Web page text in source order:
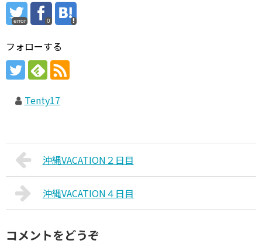
error 0
フォローする
Tenty17
沖縄VACATION２日目
沖縄VACATION４日目
コメントをどうぞ